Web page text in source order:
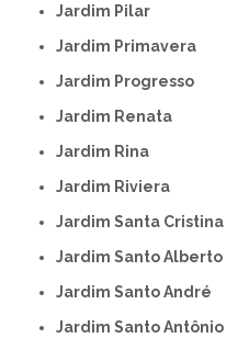
Jardim Pilar
Jardim Primavera
Jardim Progresso
Jardim Renata
Jardim Rina
Jardim Riviera
Jardim Santa Cristina
Jardim Santo Alberto
Jardim Santo André
Jardim Santo Antônio